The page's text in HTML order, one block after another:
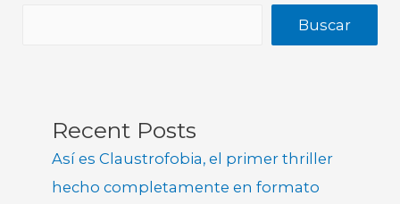
Buscar
Recent Posts
Así es Claustrofobia, el primer thriller
hecho completamente en formato